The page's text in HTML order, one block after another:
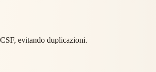
evitando duplicazioni.